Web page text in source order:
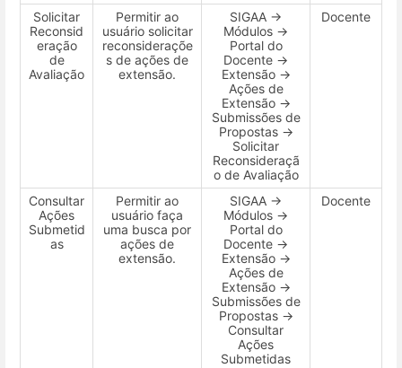
Solicitar
Reconsid
eração
de
Avaliação
Permitir ao
usuário solicitar
reconsideraçõe
s de ações de
extensão.
SIGAA →
Módulos →
Portal do
Docente →
Extensão →
Ações de
Extensão →
Submissões de
Propostas →
Solicitar
Reconsideraçã
o de Avaliação
Docente
Consultar
Ações
Submetid
as
Permitir ao
usuário faça
uma busca por
ações de
extensão.
SIGAA →
Módulos →
Portal do
Docente →
Extensão →
Ações de
Extensão →
Submissões de
Propostas →
Consultar
Ações
Submetidas
Docente